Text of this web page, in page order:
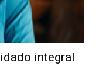
integral